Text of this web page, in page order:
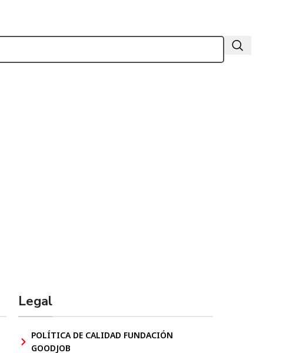
Legal
POLÍTICA DE CALIDAD FUNDACIÓN
GOODJOB